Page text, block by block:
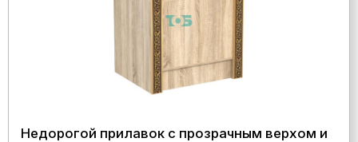
Недорогой прилавок с прозрачным верхом и